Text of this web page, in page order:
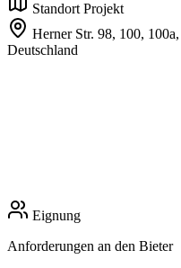
Standort Projekt
Herner Str. 98, 100,
Deutschland
Eignung
Anforderungen an den Bieter